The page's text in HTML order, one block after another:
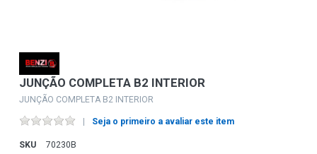
JUNÇÃO COMPLETA B2 INTERIOR
JUNÇÃO COMPLETA B2 INTERIOR
Seja o primeiro a avaliar este item
SKU 70230B